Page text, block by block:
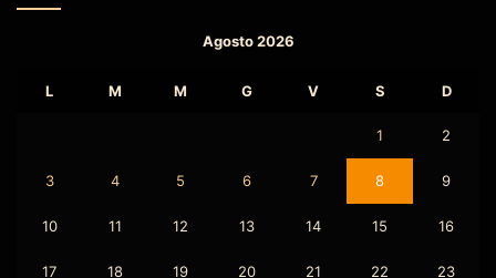
Agosto 2026
L M M G V S D
1 2
3 4 5 6 7 8 9
10 11 12 13 14 15 16
17 18 19 20 21 22 23